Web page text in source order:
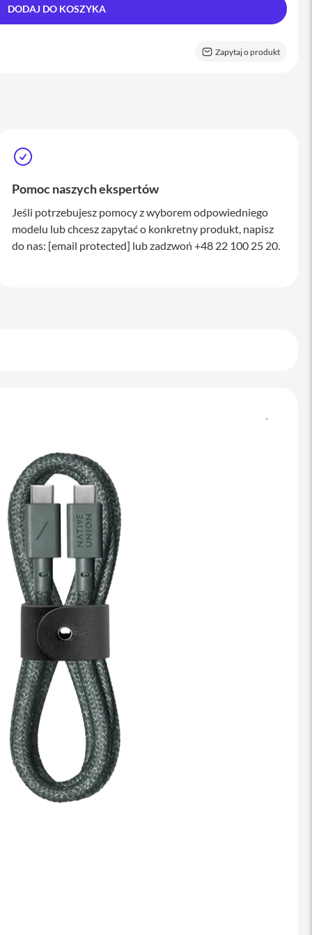
DODAJ DO KOSZYKA
Zapytaj o produkt
Pomoc naszych ekspertów
Jeśli potrzebujesz pomocy z wyborem odpowiedniego
modelu lub chcesz zapytać o konkretny produkt, napisz
do nas: [email protected] lub zadzwoń +48 22 100 25 20.